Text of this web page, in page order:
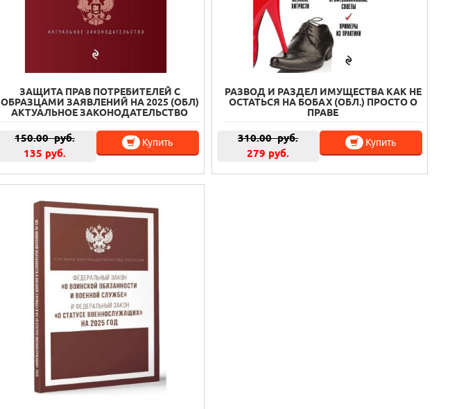
ЗАЩИТА ПРАВ ПОТРЕБИТЕЛЕЙ С
ОБРАЗЦАМИ ЗАЯВЛЕНИЙ НА 2025 (ОБЛ)
АКТУАЛЬНОЕ ЗАКОНОДАТЕЛЬСТВО
150.00руб.
135 руб.
Купить
РАЗВОД И РАЗДЕЛ ИМУЩЕСТВА КАК НЕ
ОСТАТЬСЯ НА БОБАХ (ОБЛ.) ПРОСТО О
ПРАВЕ
310.00руб.
279 руб.
Купить